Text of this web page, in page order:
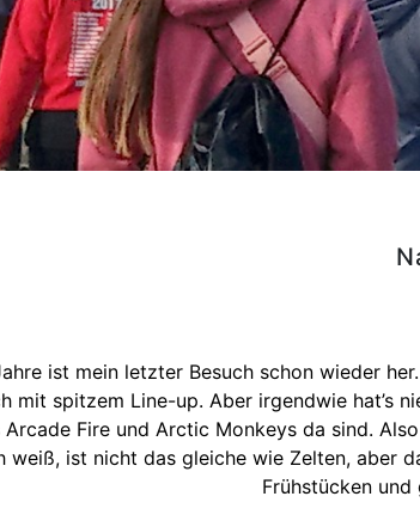
ist mein letzter Besuch schon wieder
mit spitzem Line-up. Aber irgendwie hat’s
Arcade Fire und Arctic Monkeys da sind.
weiß, ist nicht das gleiche wie Zelten, aber
Frühstücken